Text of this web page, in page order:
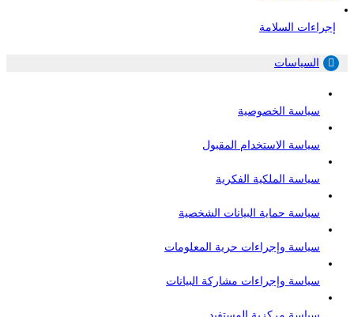
إجراءات السلامة
السياسات
سياسة الخصوصية
سياسة الاستخدام المقبول
سياسة الملكية الفكرية
سياسة حماية البيانات الشخصية
سياسة وإجراءات حرية المعلومات
سياسة وإجراءات مشاركة البيانات